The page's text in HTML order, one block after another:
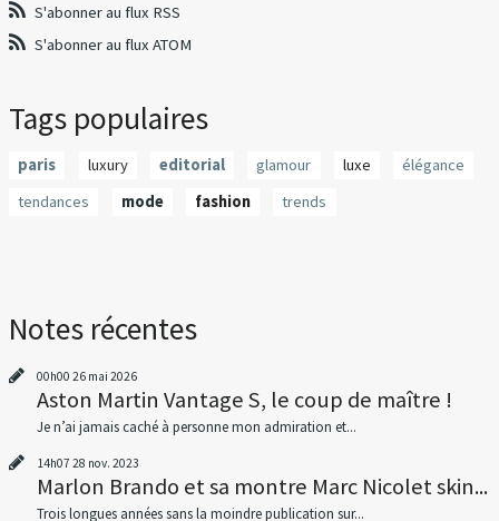
S'abonner au flux RSS
S'abonner au flux ATOM
Tags populaires
paris luxury editorial glamour luxe
élégance
tendances
mode fashion trends
Notes récentes
00h00 26 mai 2026
Aston Martin Vantage S, le coup de maître !
Je n’ai jamais caché à personne mon admiration et...
14h07 28 nov. 2023
Marlon Brando et sa montre Marc Nicolet skin...
Trois longues années sans la moindre publication sur...